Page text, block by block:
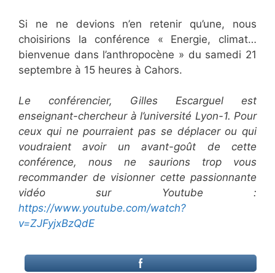
Si ne ne devions n’en retenir qu’une, nous
choisirions la conférence « Energie, climat…
bienvenue dans l’anthropocène » du samedi 21
septembre à 15 heures à Cahors.
Le conférencier, Gilles Escarguel est
enseignant-chercheur à l’université Lyon-1. Pour
ceux qui ne pourraient pas se déplacer ou qui
voudraient avoir un avant-goût de cette
conférence, nous ne saurions trop vous
recommander de visionner cette passionnante
vidéo sur Youtube :
https://www.youtube.com/watch?
v=ZJFyjxBzQdE